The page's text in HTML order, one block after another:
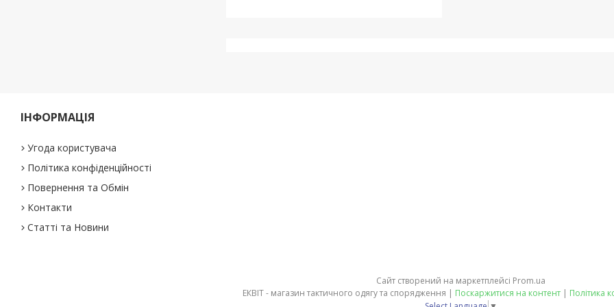
ІНФОРМАЦІЯ
Угода користувача
Політика конфіденційності
Повернення та Обмін
Контакти
Статті та Новини
Сайт створений на маркетплейсі Prom.ua
ЕКВІТ - магазин тактичного одягу та спорядження | Поскаржитися на контент | Політика